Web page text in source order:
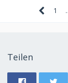
1
Teilen